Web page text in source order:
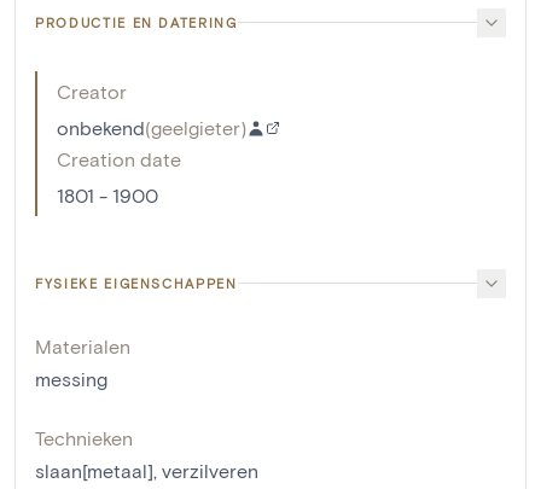
PRODUCTIE EN DATERING
Creator
onbekend(geelgieter)
Creation date
1801 - 1900
FYSIEKE EIGENSCHAPPEN
Materialen
messing
Technieken
slaan[metaal], verzilveren